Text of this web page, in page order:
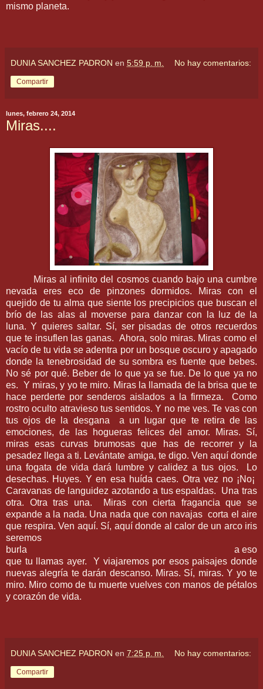
mismo planeta.
DUNIA SANCHEZ PADRON en 5:59 p. m. No hay comentarios:
Compartir
lunes, febrero 24, 2014
Miras....
Miras al infinito del cosmos cuando bajo una cumbre
nevada eres eco de pinzones dormidos. Miras con el
quejido de tu alma que siente los precipicios que buscan el
brío de las alas al moverse para danzar con la luz de la
luna. Y quieres saltar. Sí, ser pisadas de otros recuerdos
que te insuflen las ganas. Ahora, solo miras. Miras como el
vacío de tu vida se adentra por un bosque oscuro y apagado
donde la tenebrosidad de su sombra es fuente que bebes.
No sé por qué. Beber de lo que ya se fue. De lo que ya no
es. Y miras, y yo te miro. Miras la llamada de la brisa que te
hace perderte por senderos aislados a la firmeza. Como
rostro oculto atravieso tus sentidos. Y no me ves. Te vas con
tus ojos de la desgana a un lugar que te retira de las
emociones, de las hogueras felices del amor. Miras. Sí,
miras esas curvas brumosas que has de recorrer y la
pesadez llega a ti. Levántate amiga, te digo. Ven aquí donde
una fogata de vida dará lumbre y calidez a tus ojos. Lo
desechas. Huyes. Y en esa huída caes. Otra vez no ¡No¡
Caravanas de languidez azotando a tus espaldas. Una tras
otra. Otra tras una. Miras con cierta fragancia que se
expande a la nada. Una nada que con navajas corta el aire
que respira. Ven aquí. Sí, aquí donde al calor de un arco iris
seremos
burla a eso
que tu llamas ayer. Y viajaremos por esos paisajes donde
nuevas alegría te darán descanso. Miras. Sí, miras. Y yo te
miro. Miro como de tu muerte vuelves con manos de pétalos
y corazón de vida.
DUNIA SANCHEZ PADRON en 7:25 p. m. No hay comentarios:
Compartir